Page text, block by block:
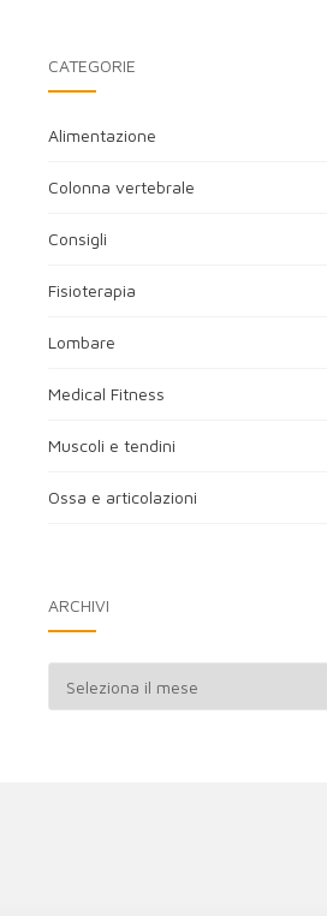
CATEGORIE
Alimentazione
Colonna vertebrale
Consigli
Fisioterapia
Lombare
Medical Fitness
Muscoli e tendini
Ossa e articolazioni
ARCHIVI
Archivi